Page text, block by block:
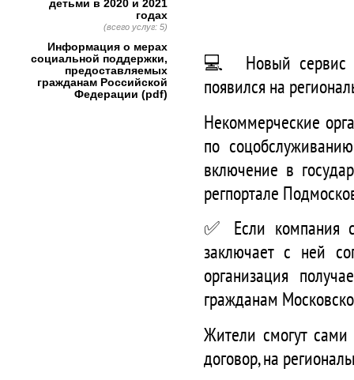
💻 Новый сервис
появился на
Некоммерческие
по
включение в
регпортале
✅ Если компания
заключает с ней
организация
гражданам
Жители смогут сами
договор, на
детьми в 2020 и 2021
годах
(всего услуг: 5)
Информация о мерах
социальной поддержки,
предоставляемых
гражданам Российской
Федерации (pdf)